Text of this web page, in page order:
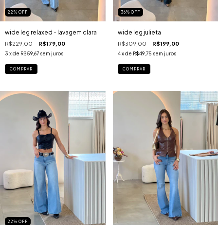
22 % OFF
wide leg relaxed - lavagem clara
R$229,00 R$179,00
3 x de R$59,67 sem juros
COMPRAR
36% OFF
wide leg julieta
R$309,00 R$199,00
4 x de R$49,75 sem juros
COMPRAR
22 % OFF